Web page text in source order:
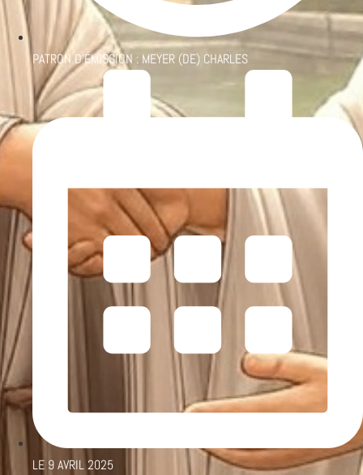
PATRON D'ÉMISSION : MEYER (DE) CHARLES
LE 9 AVRIL 2025